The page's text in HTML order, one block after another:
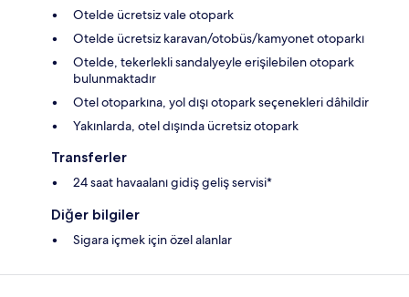
Otelde ücretsiz vale otopark
Otelde ücretsiz karavan/otobüs/kamyonet otoparkı
Otelde, tekerlekli sandalyeyle erişilebilen otopark
bulunmaktadır
Otel otoparkına, yol dışı otopark seçenekleri dâhildir
Yakınlarda, otel dışında ücretsiz otopark
Transferler
24 saat havaalanı gidiş geliş servisi*
Diğer bilgiler
Sigara içmek için özel alanlar